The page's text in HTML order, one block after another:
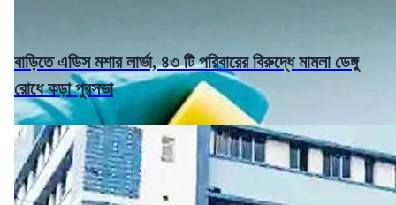
বাড়িতে এডিস মশার লার্ভা, ৪৩ টি পরিবারের বিরুদ্ধে মামলা ডেঙ্গু
রোধে কড়া পুরসভা